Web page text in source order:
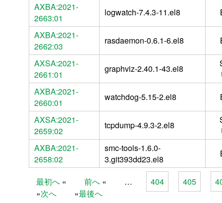
AXBA:2021-
2663:01
logwatch-7.4.3-11.el8
AXBA:2021-
2662:03
rasdaemon-0.6.1-6.el8
AXSA:2021-
2661:01
graphviz-2.40.1-43.el8
AXBA:2021-
2660:01
watchdog-5.15-2.el8
AXSA:2021-
2659:02
tcpdump-4.9.3-2.el8
AXBA:2021-
2658:02
smc-tools-1.6.0-
3.git393dd23.el8
Pages
最初へ 前へ … 404 405
次へ
最後へ